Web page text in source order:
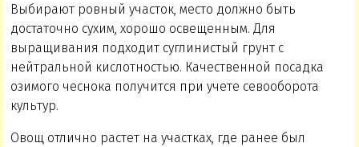
Выбирают ровный участок, место должно быть
достаточно сухим, хорошо освещенным. Для
выращивания подходит суглинистый грунт с
нейтральной кислотностью. Качественной посадка
озимого чеснока получится при учете севооборота
культур.
Овощ отлично растет на участках, где ранее был